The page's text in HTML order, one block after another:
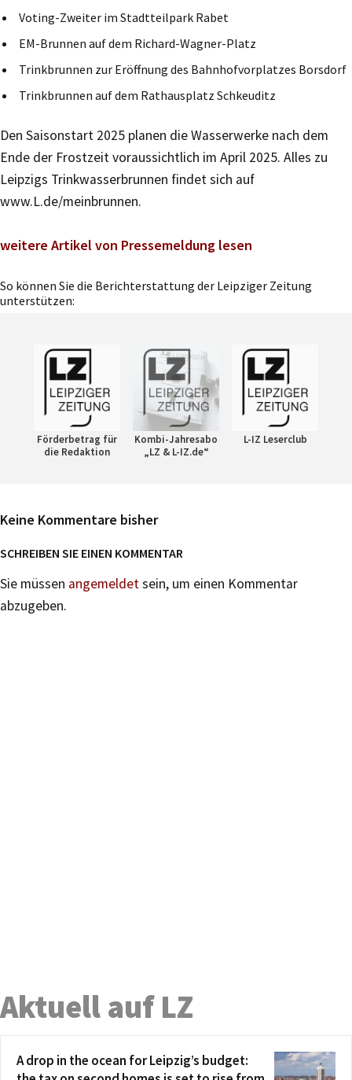
Voting-Zweiter im Stadtteilpark Rabet
EM-Brunnen auf dem Richard-Wagner-Platz
Trinkbrunnen zur Eröffnung des Bahnhofvorplatzes Borsdorf
Trinkbrunnen auf dem Rathausplatz Schkeuditz
Den Saisonstart 2025 planen die Wasserwerke nach dem
Ende der Frostzeit voraussichtlich im April 2025. Alles zu
Leipzigs Trinkwasserbrunnen findet sich auf
www.L.de/meinbrunnen.
weitere Artikel von Pressemeldung lesen
So können Sie die Berichterstattung der Leipziger Zeitung
unterstützen:
Förderbetrag für
die Redaktion
Kombi-Jahresabo
„LZ & L-IZ.de“
L-IZ Leserclub
Keine Kommentare bisher
SCHREIBEN SIE EINEN KOMMENTAR
Sie müssen angemeldetsein, um einen Kommentar
abzugeben.
Aktuell auf LZ
A drop in the ocean for Leipzig’s budget: